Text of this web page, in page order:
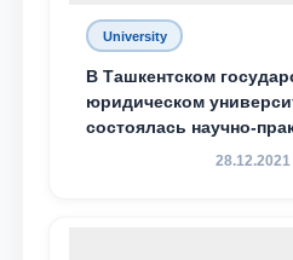
University
В Ташкентском
юридическом
состоялась научно-
конференция
28.12.2021